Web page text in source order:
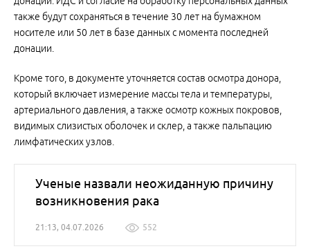
также будут сохраняться в течение 30 лет на бумажном
носителе или 50 лет в базе данных с момента последней
донации.
Кроме того, в документе уточняется состав осмотра донора,
который включает измерение массы тела и температуры,
артериального давления, а также осмотр кожных покровов,
видимых слизистых оболочек и склер, а также пальпацию
лимфатических узлов.
Ученые назвали неожиданную причину
возникновения рака
21:13, 04.07.2026 552